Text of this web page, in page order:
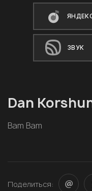
ЗВУК
Dan
Bam Bam
Поделиться: